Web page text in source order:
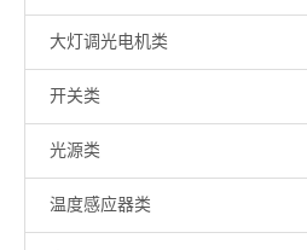
大灯调光电机类
开关类
光源类
温度感应器类